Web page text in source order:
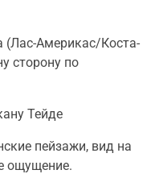
Америкас/Коста-
сторону по
Тейде
пейзажи, вид на
ощущение.